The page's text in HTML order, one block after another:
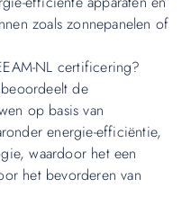
zoals zonnepanelen of
NL certificering?
de
op basis van
energie-efficiëntie,
waardoor het een
het bevorderen van